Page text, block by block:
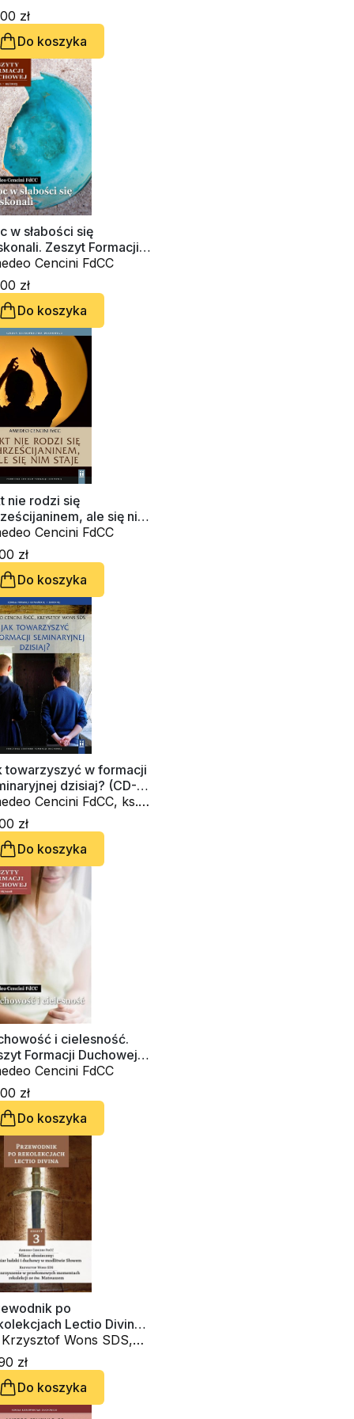
nr 103
zł
Do koszyka
w słabości się
Zeszyt Formacji
nr 99
Cencini FdCC
zł
Do koszyka
nie rodzi się
ale się nim
(CD-audiobook)
Cencini FdCC
zł
Do koszyka
towarzyszyć w formacji
dzisiaj? (CD-
Cencini FdCC, ks.
Wons SDS
zł
Do koszyka
i cielesność.
Formacji Duchowej
Cencini FdCC
zł
Do koszyka
po
Lectio Divina.
3
Wons SDS,
Cencini FdCC
zł
Do koszyka